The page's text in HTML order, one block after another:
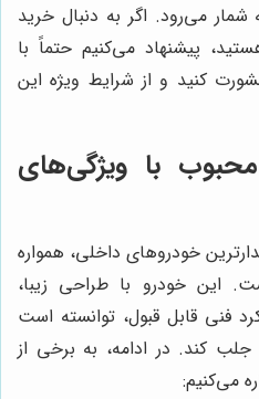
اقساطی پژو 207 به شمار می‌رود. اگر به دنبال خرید
هستید، پیشنهاد می‌کنیم حتماً با
کنید و از شرایط ویژه این
محبوب با ویژگی‌های
خودروهای داخلی، همواره
این خودرو با طراحی زیبا،
فنی قابل قبول، توانسته است
کند. در ادامه، به برخی از